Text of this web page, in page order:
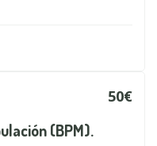
50€
(BPM).